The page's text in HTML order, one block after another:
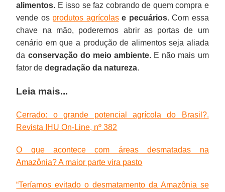
alimentos. E isso se faz cobrando de quem compra e
vende os produtos agrícolase pecuários. Com essa
chave na mão, poderemos abrir as portas de um
cenário em que a produção de alimentos seja aliada
da conservação do meio ambiente. E não mais um
fator dedegradação da natureza.
Leia mais...
Cerrado: o grande potencial agrícola do Brasil?.
Revista IHU On-Line, nº 382
O que acontece com áreas desmatadas na
Amazônia? A maior parte vira pasto
“Teríamos evitado o desmatamento da Amazônia se